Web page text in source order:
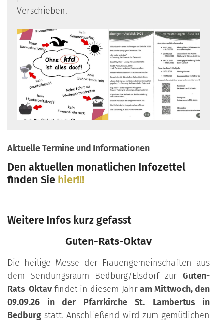
Verschieben.
Aktuelle Termine und Informationen
Den aktuellen monatlichen Infozettel
finden Sie hier!!!
Weitere Infos kurz gefasst
Guten-Rats-Oktav
Die heilige Messe der Frauengemeinschaften aus
dem Sendungsraum Bedburg/Elsdorf zur Guten-
Rats-Oktav findet in diesem Jahr am Mittwoch, den
09.09.26 in der Pfarrkirche St. Lambertus in
Bedburg statt. Anschließend wird zum gemütlichen